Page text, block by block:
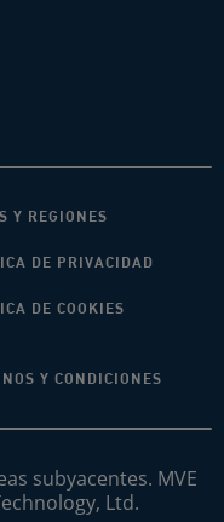
Y REGIONES
DE PRIVACIDAD
DE COOKIES
Y CONDICIONES
subyacentes. MVE
Ltd.